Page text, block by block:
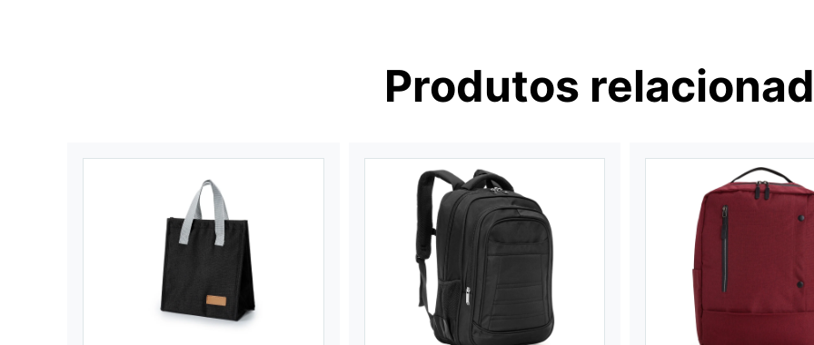
Produtos